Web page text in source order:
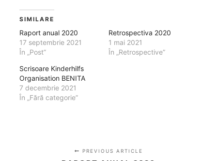
SIMILARE
Raport anual 2020
17 septembrie 2021
În „Post”
Retrospectiva 2020
1 mai 2021
În „Retrospective”
Scrisoare Kinderhilfs
Organisation BENITA
7 decembrie 2021
În „Fără categorie”
PREVIOUS ARTICLE